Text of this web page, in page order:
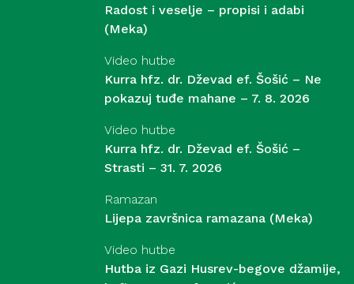
Radost i veselje – propisi i adabi
(Meka)
Video hutbe
Kurra hfz. dr. Dževad ef. Šošić – Ne
pokazuj tuđe mahane – 7. 8. 2026
Video hutbe
Kurra hfz. dr. Dževad ef. Šošić –
Strasti – 31. 7. 2026
Ramazan
Lijepa završnica ramazana (Meka)
Video hutbe
Hutba iz Gazi Husrev-begove džamije,